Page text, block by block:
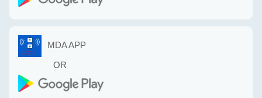
MDA APP
OR